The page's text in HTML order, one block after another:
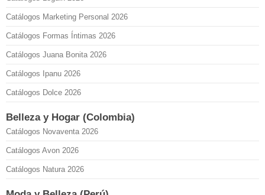
Catálogos Marketing Personal 2026
Catálogos Formas Íntimas 2026
Catálogos Juana Bonita 2026
Catálogos Ipanu 2026
Catálogos Dolce 2026
Belleza y Hogar (Colombia)
Catálogos Novaventa 2026
Catálogos Avon 2026
Catálogos Natura 2026